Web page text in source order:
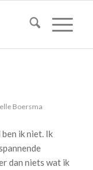
Boersma
ik niet. Ik
dan niets wat ik